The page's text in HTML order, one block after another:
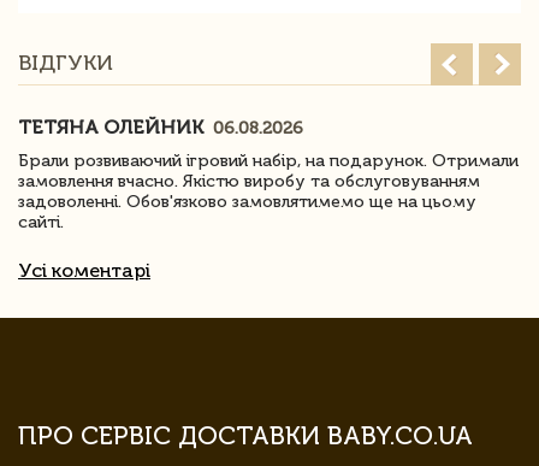
ВІДГУКИ
ТЕТЯНА ОЛЕЙНИК 06.08.2026
Брали розвиваючий ігровий набір, на подарунок. Отримали
замовлення вчасно. Якістю виробу та обслуговуванням
задоволенні. Обов'язково замовлятимемо ще на цьому
сайті.
Усі коментарі
ПРО СЕРВІС ДОСТАВКИ BABY.CO.UA